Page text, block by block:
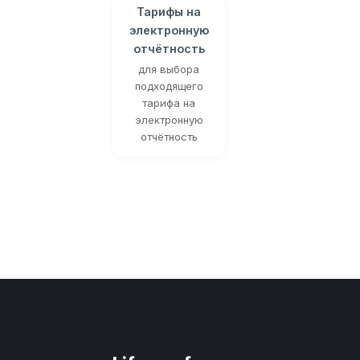
Тарифы на
электронную
отчётность
для выбора
подходящего
тарифа на
электронную
отчётность